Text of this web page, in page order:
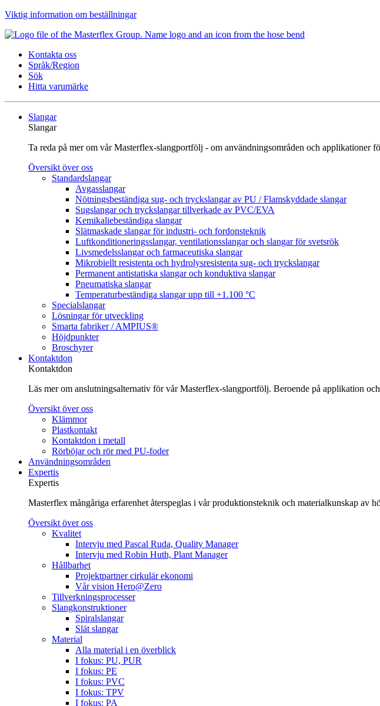
Viktig information om beställningar
Kontakta oss
Språk/Region
Sök
Hitta varumärke
Slangar
Slangar
Ta reda på mer om vår Masterflex-slangportfölj - om användningsområden och applikationer
Översikt över oss
Standardslangar
Avgasslangar
Nötningsbeständiga sug- och tryckslangar av PU / Flamskyddade slangar
Sugslangar och tryckslangar tillverkade av PVC/EVA
Kemikaliebeständiga slangar
Slätmaskade slangar för industri- och fordonsteknik
Luftkonditioneringsslangar, ventilationsslangar och slangar för svetsrök
Livsmedelsslangar och farmaceutiska slangar
Mikrobiellt resistenta och hydrolysresistenta sug- och tryckslangar
Permanent antistatiska slangar och konduktiva slangar
Pneumatiska slangar
Temperaturbeständiga slangar upp till +1.100 °C
Specialslangar
Lösningar för utveckling
Smarta fabriker / AMPIUS®
Höjdpunkter
Broschyrer
Kontaktdon
Kontaktdon
Läs mer om anslutningsalternativ för vår Masterflex-slangportfölj. Beroende på applikation
Översikt över oss
Klämmor
Plastkontakt
Kontaktdon i metall
Rörböjar och rör med PU-foder
Användningsområden
Expertis
Expertis
Masterflex mångåriga erfarenhet återspeglas i vår produktionsteknik och materialkunskap av
Översikt över oss
Kvalitet
Intervju med Pascal Ruda, Quality Manager
Intervju med Robin Huth, Plant Manager
Hållbarhet
Projektpartner cirkulär ekonomi
Vår vision Hero@Zero
Tillverkningsprocesser
Slangkonstruktioner
Spiralslangar
Slät slangar
Material
Alla material i en överblick
I fokus: PU, PUR
I fokus: PE
I fokus: PVC
I fokus: TPV
I fokus: PA